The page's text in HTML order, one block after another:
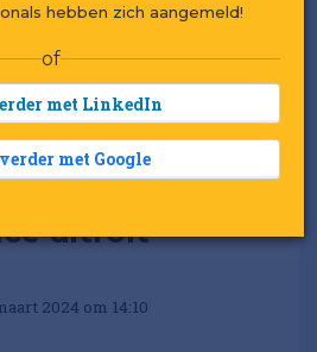
uitrolt
2024 om 14:10
hebben zich aangemeld!
of
met LinkedIn
met Google